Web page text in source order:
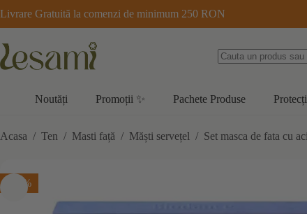
la
conținut
Livrare Gratuită la comenzi de minimum 250 RON
Noutăți Promoții ✨ Pachete Produse
Acasa / Ten / Masti față / Măști servețel / Set masca de fata cu
-10%